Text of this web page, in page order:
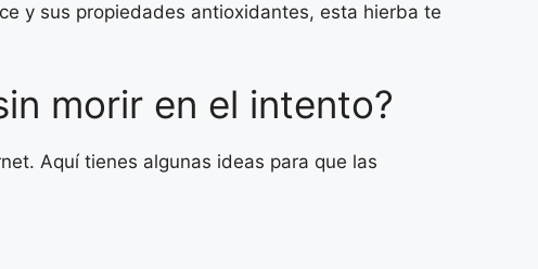
y sus propiedades antioxidantes, esta hierba te
morir en el intento?
Aquí tienes algunas ideas para que las